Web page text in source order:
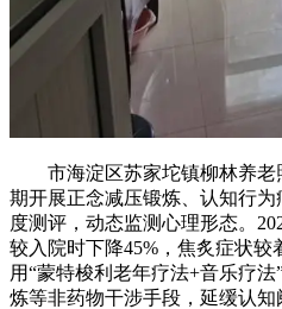
市海淀区苏家坨镇柳林养老
期开展正念减压锻炼、认知行为
度测评，动态监测心理形态。
较入院时下降45%，焦炙症状
用“蒙特梭利老年疗法+音乐疗
炼等非药物干涉手段，延缓认知